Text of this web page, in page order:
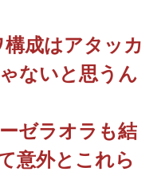
成はアタッカ
ないと思うん
ゼラオラも結
意外とこれら